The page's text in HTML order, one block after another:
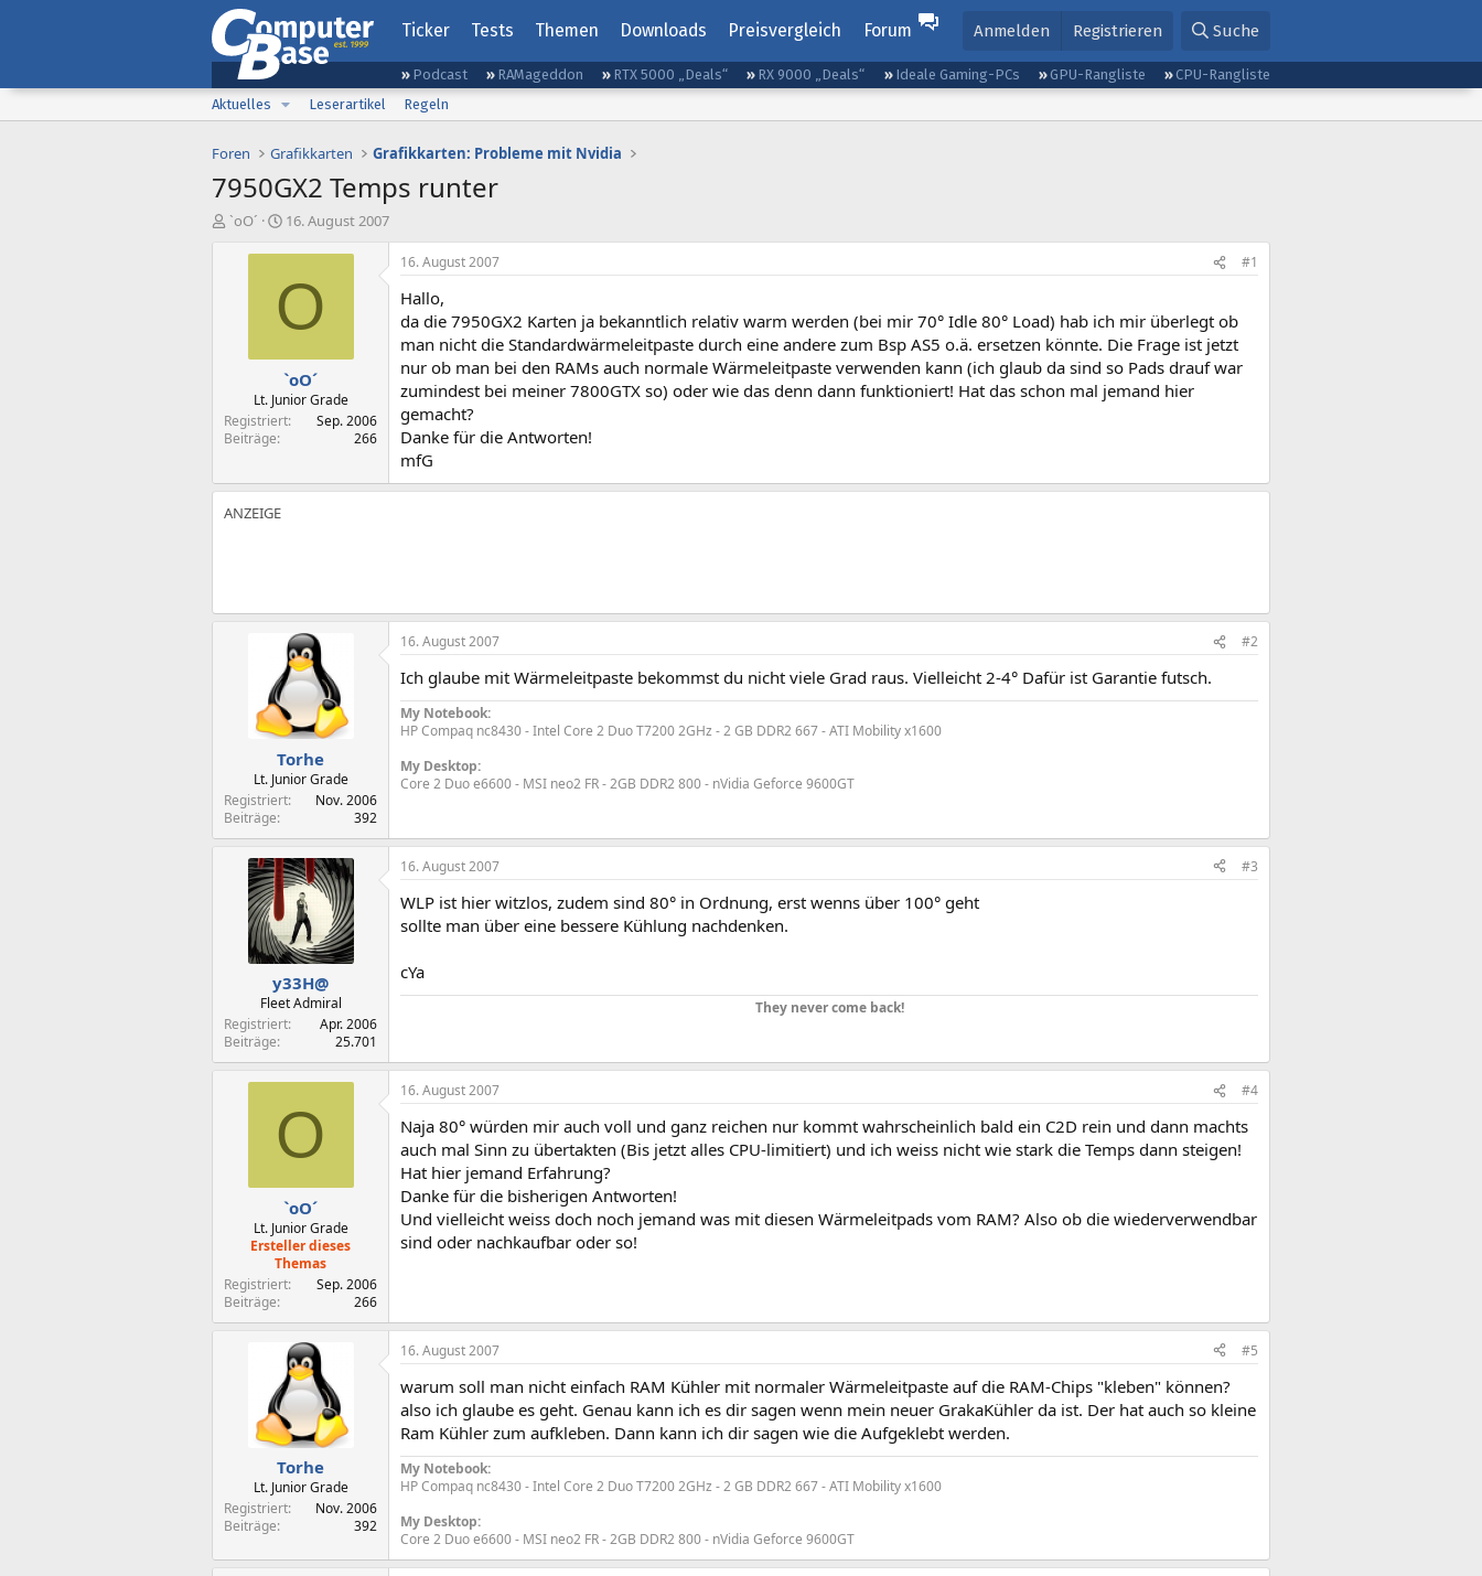
Ticker Tests Themen Downloads Preisvergleich Forum Anmelden Registrieren Suche
Podcast RAMageddon RTX 5000 „Deals“ RX 9000 „Deals“ Ideale Gaming-PCs GPU-Rangliste
CPU-Rangliste
Aktuelles
Leserartikel Regeln
Foren Grafikkarten Grafikkarten: Probleme mit Nvidia
7950GX2 Temps runter
E
`oO´
E
s
e
l
t
a
m
16. August 2007
O
`oO´
Lt. Junior Grade
Registriert
Sep. 2006
Beiträge
266
16. August 2007 #1
Hallo,
da die 7950GX2 Karten ja bekanntlich relativ warm werden (bei mir 70° Idle 80° Load) hab ich mir überlegt ob
man nicht die Standardwärmeleitpaste durch eine andere zum Bsp AS5 o.ä. ersetzen könnte. Die Frage ist jetzt
nur ob man bei den RAMs auch normale Wärmeleitpaste verwenden kann (ich glaub da sind so Pads drauf war
zumindest bei meiner 7800GTX so) oder wie das denn dann funktioniert! Hat das schon mal jemand hier
gemacht?
Danke für die Antworten!
mfG
Torhe
Lt. Junior Grade
Registriert
Nov. 2006
Beiträge
392
16. August 2007 #2
Ich glaube mit Wärmeleitpaste bekommst du nicht viele Grad raus. Vielleicht 2-4° Dafür ist Garantie futsch.
My Notebook:
HP Compaq nc8430 - Intel Core 2 Duo T7200 2GHz - 2 GB DDR2 667 - ATI Mobility x1600
My Desktop:
Core 2 Duo e6600 - MSI neo2 FR - 2GB DDR2 800 - nVidia Geforce 9600GT
y33H@
Fleet Admiral
Registriert
Apr. 2006
Beiträge
25.701
16. August 2007 #3
WLP ist hier witzlos, zudem sind 80° in Ordnung, erst wenns über 100° geht
sollte man über eine bessere Kühlung nachdenken.
cYa
They never come back!
O
`oO´
Lt. Junior Grade
Ersteller dieses
Themas
Registriert
Sep. 2006
Beiträge
266
16. August 2007 #4
Naja 80° würden mir auch voll und ganz reichen nur kommt wahrscheinlich bald ein C2D rein und dann machts
auch mal Sinn zu übertakten (Bis jetzt alles CPU-limitiert) und ich weiss nicht wie stark die Temps dann steigen!
Hat hier jemand Erfahrung?
Danke für die bisherigen Antworten!
Und vielleicht weiss doch noch jemand was mit diesen Wärmeleitpads vom RAM? Also ob die wiederverwendbar
sind oder nachkaufbar oder so!
Torhe
Lt. Junior Grade
Registriert
Nov. 2006
Beiträge
392
16. August 2007 #5
warum soll man nicht einfach RAM Kühler mit normaler Wärmeleitpaste auf die RAM-Chips "kleben" können?
also ich glaube es geht. Genau kann ich es dir sagen wenn mein neuer GrakaKühler da ist. Der hat auch so kleine
Ram Kühler zum aufkleben. Dann kann ich dir sagen wie die Aufgeklebt werden.
My Notebook:
HP Compaq nc8430 - Intel Core 2 Duo T7200 2GHz - 2 GB DDR2 667 - ATI Mobility x1600
My Desktop:
Core 2 Duo e6600 - MSI neo2 FR - 2GB DDR2 800 - nVidia Geforce 9600GT